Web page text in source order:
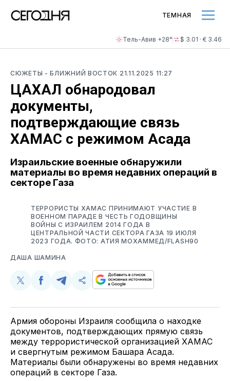
Тель-Авив +28° $ 3.01 · € 3.46
ТЕМНАЯ
СЮЖЕТЫ - БЛИЖНИЙ ВОСТОК 21.11.2025 11:27
ЦАХАЛ обнародовал
документы,
подтверждающие связь
ХАМАС с режимом Асада
Израильские военные обнаружили
материалы во время недавних операций в
секторе Газа
ТЕРРОРИСТЫ ХАМАС ПРИНИМАЮТ УЧАСТИЕ В
ВОЕННОМ ПАРАДЕ В ЧЕСТЬ ГОДОВЩИНЫ
ВОЙНЫ С ИЗРАИЛЕМ 2014 ГОДА В
ЦЕНТРАЛЬНОЙ ЧАСТИ СЕКТОРА ГАЗА 19 ИЮЛЯ
2023 ГОДА. ФОТО: АТИЯ МОХАММЕД/FLASH90
ДАША ШАМИНА
Поделиться
Twitter
Поделиться
Facebook
Поделиться
Telegram
Скопируйте
поделитесь
ссылкой
Армия обороны Израиля сообщила о находке
документов, подтверждающих прямую связь
между террористической организацией ХАМАС
и свергнутым режимом Башара Асада.
Материалы были обнаружены во время недавних
операций в секторе Газа.